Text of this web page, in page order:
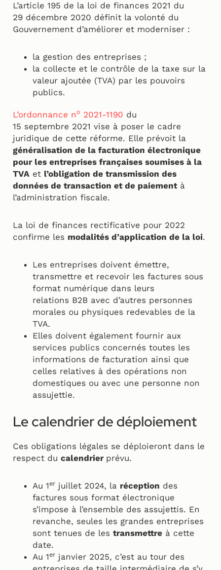
L’article 195 de la loi de finances 2021 du
29 décembre 2020 définit la volonté du
Gouvernement d’améliorer et moderniser :
la gestion des entreprises ;
la collecte et le contrôle de la taxe sur la
valeur ajoutée (TVA) par les pouvoirs
publics.
L’ordonnance no 2021-1190 du
15 septembre 2021 vise à poser le cadre
juridique de cette réforme. Elle prévoit la
généralisation de la facturation électronique
pour les entreprises françaises soumises à la
TVA et l’obligation de transmission des
données de transaction et de paiementà
l’administration fiscale.
La loi de finances rectificative pour 2022
confirme les modalités d’application de la loi.
Les entreprises doivent émettre,
transmettre et recevoir les factures sous
format numérique dans leurs
relations B2B avec d’autres personnes
morales ou physiques redevables de la
TVA.
Elles doivent également fournir aux
services publics concernés toutes les
informations de facturation ainsi que
celles relatives à des opérations non
domestiques ou avec une personne non
assujettie.
Le calendrier de déploiement
Ces obligations légales se déploieront dans le
respect du calendrier prévu.
Au 1er juillet 2024, la réception des
factures sous format électronique
s’impose à l’ensemble des assujettis. En
revanche, seules les grandes entreprises
sont tenues de les transmettre à cette
date.
Au 1er janvier 2025, c’est au tour des